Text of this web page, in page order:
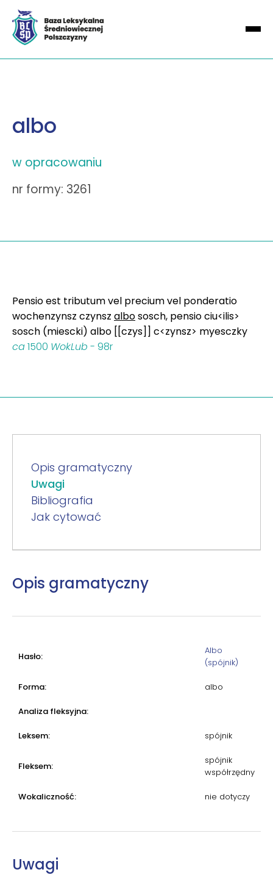
albo
w opracowaniu
nr formy: 3261
Pensio est tributum vel precium vel ponderatio
wochenzynsz czynsz albososch, pensio ciu<ilis>
sosch (miescki) albo [[czys]] c<zynsz> myesczky
ca1500 WokLub - 98r
Opis gramatyczny
Uwagi
Bibliografia
Jak cytować
Opis gramatyczny
Hasło:
Albo
(spójnik)
Forma: albo
Analiza fleksyjna:
Leksem: spójnik
Fleksem:
spójnik
współrzędny
Wokaliczność: nie dotyczy
Uwagi